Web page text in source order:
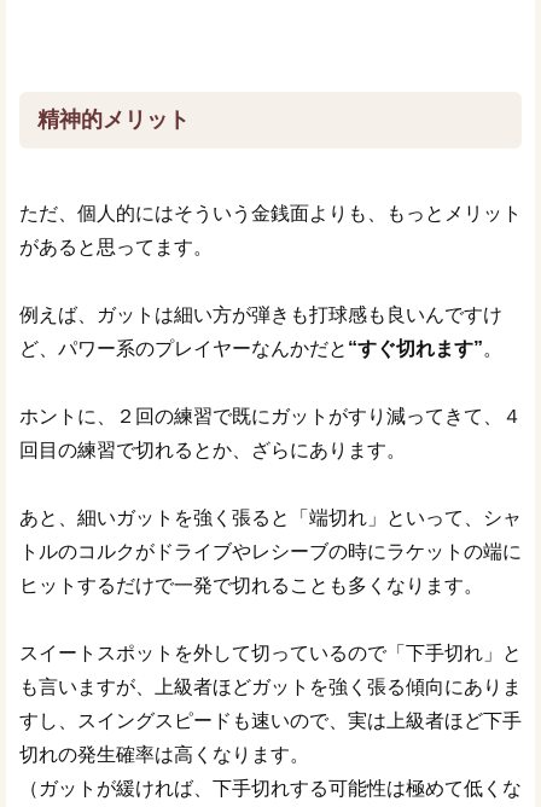
精神的メリット
ただ、個人的にはそういう金銭面よりも、もっとメリット
があると思ってます。
例えば、ガットは細い方が弾きも打球感も良いんですけ
ど、パワー系のプレイヤーなんかだと “すぐ切れます”。
ホントに、２回の練習で既にガットがすり減ってきて、４
回目の練習で切れるとか、ざらにあります。
あと、細いガットを強く張ると「端切れ」といって、シャ
トルのコルクがドライブやレシーブの時にラケットの端に
ヒットするだけで一発で切れることも多くなります。
スイートスポットを外して切っているので「下手切れ」と
も言いますが、上級者ほどガットを強く張る傾向にありま
すし、スイングスピードも速いので、実は上級者ほど下手
切れの発生確率は高くなります。
（ガットが緩ければ、下手切れする可能性は極めて低くな